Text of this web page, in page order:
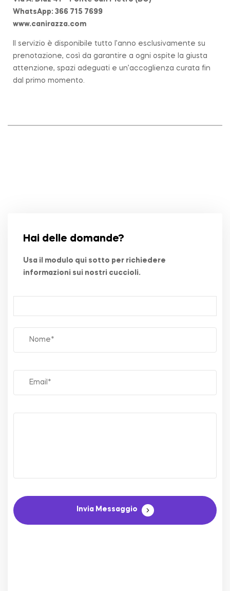
WhatsApp: 366 715 7699
www.canirazza.com
Il servizio è disponibile tutto l’anno esclusivamente su
prenotazione, così da garantire a ogni ospite la giusta
attenzione, spazi adeguati e un’accoglienza curata fin
dal primo momento.
Hai delle domande?
Usa il modulo qui sotto per richiedere
informazioni sui nostri cuccioli.
Invia Messaggio